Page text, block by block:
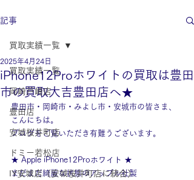
記事
買取実績一覧
岡崎戸崎店
豊田店
安城桜井町店
ドミー若松店
IY安城店（安城桜井町店に統合）
買取実績一覧
iPhone12Proホワイトの買取は豊田
市の買取大吉豊田店へ★
2025年4月24日
豊田市・岡崎市・みよし市・安城市の皆さま、
こんにちは。
ブログをご覧いただき有難うございます。
★ Apple iPhone12Proホワイト ★
まだまだ綺麗な状態のアップル社製